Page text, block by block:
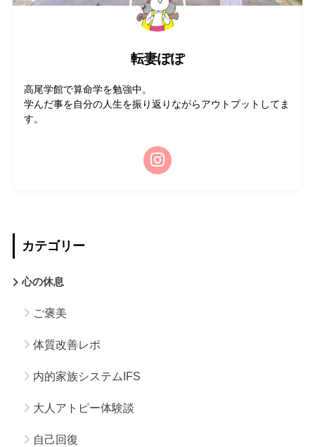
転妻ぽぽ
高尾学館で算命学を勉強中。
学んだ事を自分の人生を振り返りながらアウトプットしてま
す。
カテゴリー
心の休息
ご褒美
体質改善レポ
内的家族システムIFS
大人アトピー体験談
自己回復